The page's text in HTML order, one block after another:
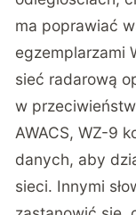
ma poprawiać
egzemplarzami
sieć radarową
w
AWACS, WZ-9
danych, aby
sieci. Innymi